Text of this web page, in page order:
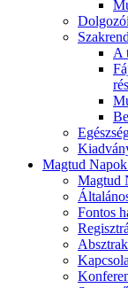
A
Magtud
Magtud
Fontos